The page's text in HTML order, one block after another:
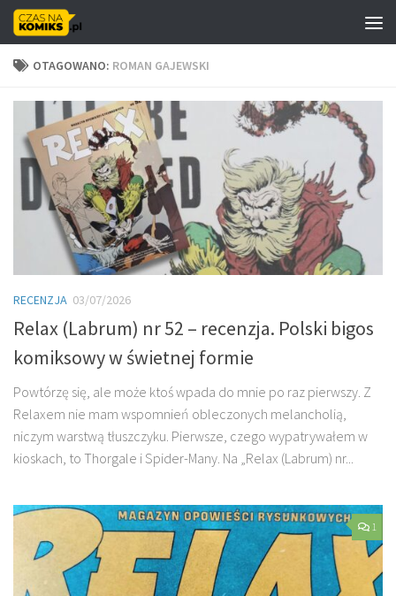
Skip to content
OTAGOWANO: ROMAN GAJEWSKI
RECENZJA 03/07/2026
Relax (Labrum) nr 52 – recenzja. Polski bigos
komiksowy w świetnej formie
Powtórzę się, ale może ktoś wpada do mnie po raz pierwszy. Z
Relaxem nie mam wspomnień obleczonych melancholią,
niczym warstwą tłuszczyku. Pierwsze, czego wypatrywałem w
kioskach, to Thorgale i Spider-Many. Na „Relax (Labrum) nr...
1